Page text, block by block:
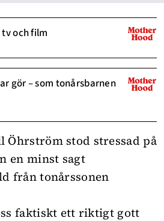
och film
gör – som tonårsbarnen
Öhrström stod stressad på
en minst sagt
från tonårssonen
faktiskt ett riktigt gott